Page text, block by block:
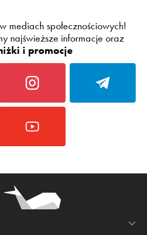
mediach społecznościowych!
najświeższe informacje oraz
i promocje